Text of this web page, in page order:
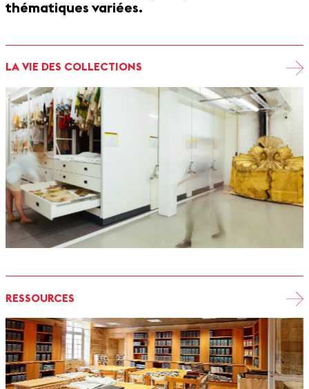
thématiques variées.
LA VIE DES COLLECTIONS
RESSOURCES